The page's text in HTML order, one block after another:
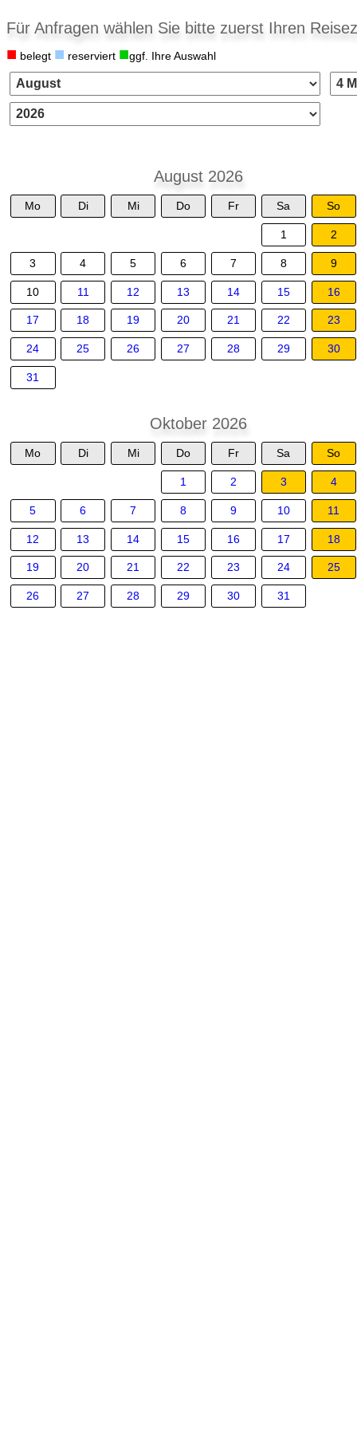
Für Anfragen wählen Sie bitte zuerst Ihren
■ belegt ■ reserviert ■ggf. Ihre Auswahl
August 2026
Mo Di Mi Do Fr Sa So
1 2
3 4 5 6 7 8 9
10 11 12 13 14 15 16
17 18 19 20 21 22 23
24 25 26 27 28 29 30
31
Oktober 2026
Mo Di Mi Do Fr Sa So
1 2 3 4
5 6 7 8 9 10 11
12 13 14 15 16 17 18
19 20 21 22 23 24 25
26 27 28 29 30 31